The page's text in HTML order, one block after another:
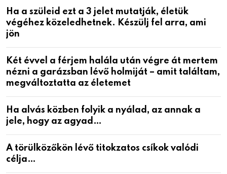
Ha a szüleid ezt a 3 jelet mutatják, életük
végéhez közeledhetnek. Készülj fel arra, ami
jön
Két évvel a férjem halála után végre át mertem
nézni a garázsban lévő holmiját – amit találtam,
megváltoztatta az életemet
Ha alvás közben folyik a nyálad, az annak a
jele, hogy az agyad…
A törülközőkön lévő titokzatos csíkok valódi
célja…